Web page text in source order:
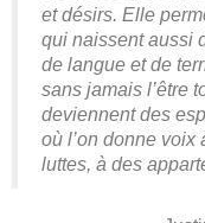
et désirs. Elle
qui naissent aussi
de langue et de
sans jamais l’être
deviennent des
où l’on donne voix
luttes, à des